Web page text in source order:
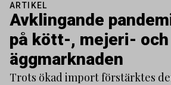
ARTIKEL
Avklingande
på kött-, mejeri- och
äggmarknaden
Trots ökad import förstärktes